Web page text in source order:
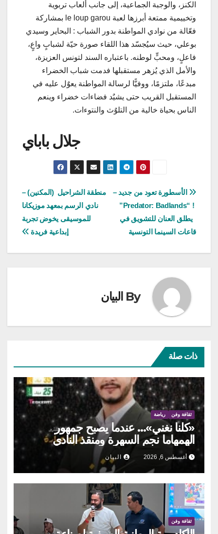
الكنز، والوجبة الجماعية، إلى جانب ألعاب تربوية
وتخييمية ممتعة أبرزها لعبة le loup garou بمشاركة
فعّالة من نوادي المواطنة بدور الشباب : البحاير وسيدي
بوعلي، حيث سيُجسّد هذا اللقاء صورة حيّة لشبابٍ واعٍ،
فاعلٍ، ومحبٍّ لوطنه. باعتباره السند لتونس العزيزة،
والأمل الذي يُزهر مستقبلها فدمت شباب الخضراء
مبدعًا، ملتزمًا، ووفيًّا لرسالة المواطنة يعوٌل عليه في
المستقبل القريب حتى يشيٌد فضاءات خضراء وينعم
الناس بحياة خالية من التلوٌث والنتوءات.
جلال باباي
تصفّح
المقالات
منطقة الشراحيل (المكنين) –
نادي الرسم بمعهد موزيكانا
للموسيقى يخوض تجربة
إبداعية فريدة
الأسطورة تعود من جديد –
! “Predator: Badlands”
يطلق العنان للتشويق في
قاعات السينما التونسية
By البيان
ذات صلة
ثقافة وفن رياضة
«كلنا نغني»… عندما يصبح جمهور
الهمهاما نجم السهرة ومنقذ النادي
أغسطس 6, 2026 البيان
ثقافة وفن